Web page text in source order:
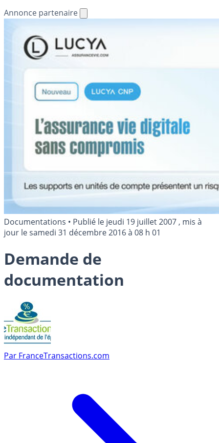
Annonce partenaire
Documentations • Publié le jeudi 19 juillet 2007 , mis à
jour lesamedi 31 décembre 2016 à 08 h 01
Demande de
documentation
Par FranceTransactions.com